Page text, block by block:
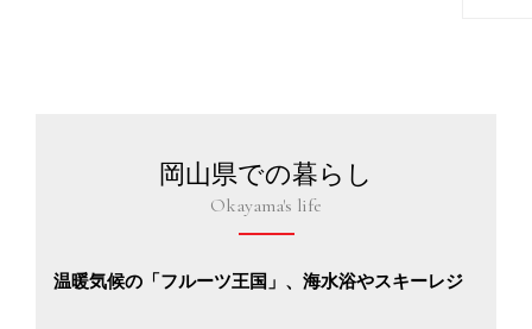
岡山県での暮らし
Okayama's life
温暖気候の「フルーツ王国」、海水浴やスキーレジ